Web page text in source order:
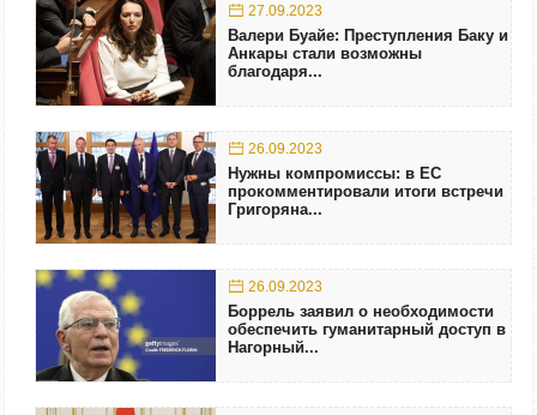
27.09.2023
Валери Буайе: Преступления Баку и
Анкары стали возможны
благодаря...
26.09.2023
Нужны компромиссы: в ЕС
прокомментировали итоги встречи
Григоряна...
26.09.2023
Боррель заявил о необходимости
обеспечить гуманитарный доступ в
Нагорный...